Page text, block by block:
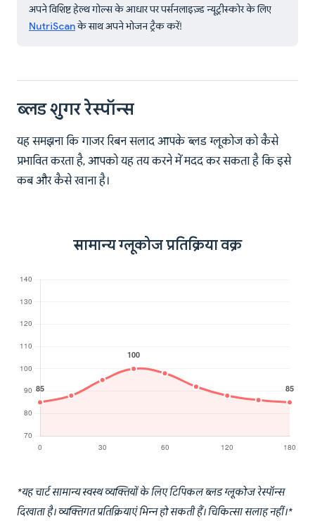
अपने विशिष्ट हेल्थ गोल्स के आधार पर पर्सनलाइज़्ड न्यूट्रीस्कोर के लिए
NutriScanके साथ अपने भोजन ट्रैक करें!
ब्लड शुगर रेस्पॉन्स
यह समझना कि गाजर रिबन सलाद आपके ब्लड ग्लूकोज को कैसे
प्रभावित करता है, आपको यह तय करने में मदद कर सकता है कि इसे
कब और कैसे खाना है।
सामान्य ग्लूकोज प्रतिक्रिया वक्र
*यह चार्ट सामान्य स्वस्थ व्यक्तियों के लिए टिपिकल ब्लड ग्लूकोज रेस्पॉन्स
दिखाता है। व्यक्तिगत प्रतिक्रियाएं भिन्न हो सकती हैं। चिकित्सा सलाह नहीं।*